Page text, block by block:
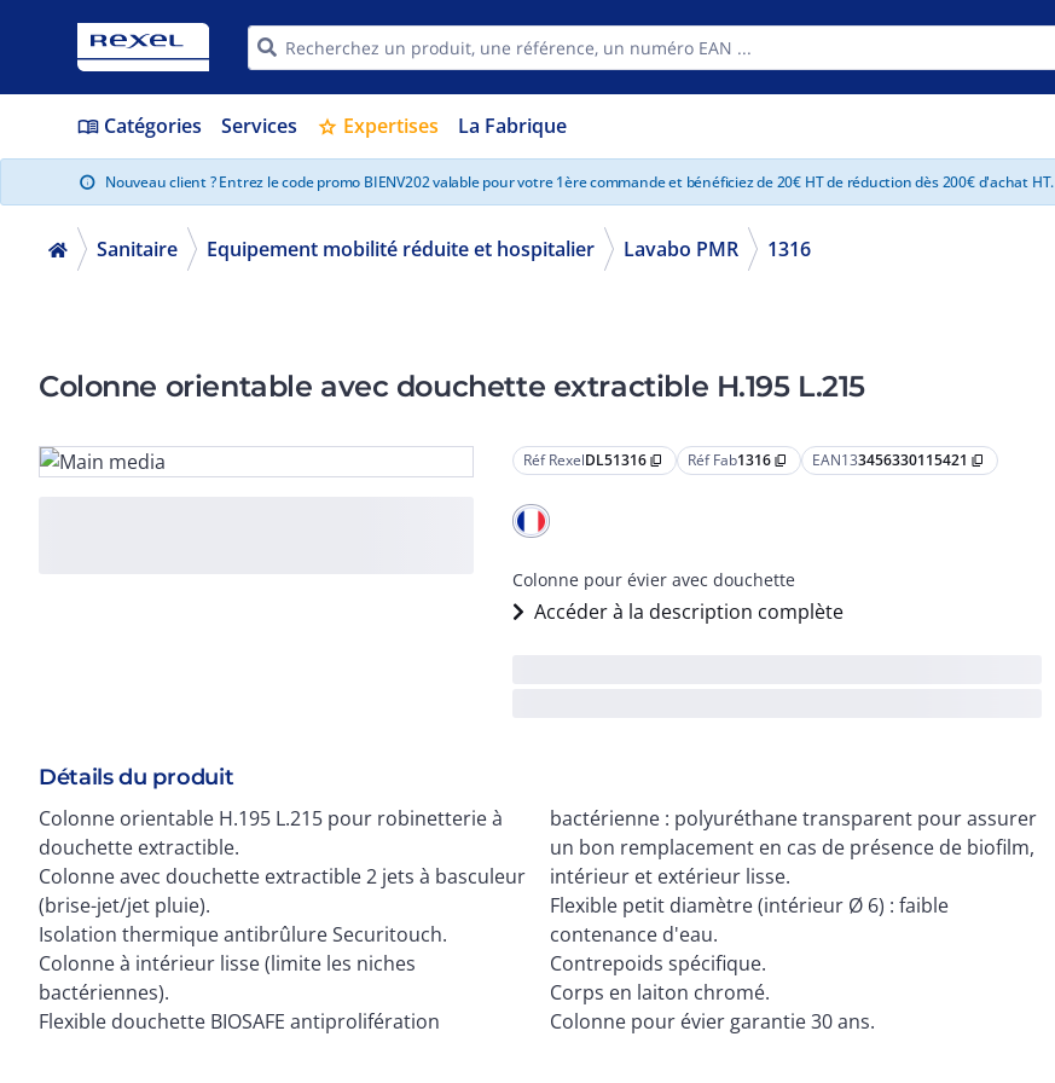
menu_book Catégories Services star Expertises La Fabrique
info Nouveau client ? Entrez le code promo BIENV202 valable pour votre 1ère commande et bénéficiez de 20€ HT de réduction dès 200€ d'achat HT.
Sanitaire Equipement mobilité réduite et hospitalier Lavabo PMR 1316
Colonne orientable avec douchette extractible H.195 L.215
Réf RexelDL51316 content_copy Réf Fab1316 content_copy EAN133456330115421 content_copy
Colonne pour évier avec douchette
Accéder à la description complète
Détails du produit
Colonne orientable H.195 L.215 pour robinetterie à
douchette extractible.
Colonne avec douchette extractible 2 jets à basculeur
(brise-jet/jet pluie).
Isolation thermique antibrûlure Securitouch.
Colonne à intérieur lisse (limite les niches
bactériennes).
Flexible douchette BIOSAFE antiprolifération
bactérienne : polyuréthane transparent pour assurer
un bon remplacement en cas de présence de biofilm,
intérieur et extérieur lisse.
Flexible petit diamètre (intérieur Ø 6) : faible
contenance d'eau.
Contrepoids spécifique.
Corps en laiton chromé.
Colonne pour évier garantie 30 ans.